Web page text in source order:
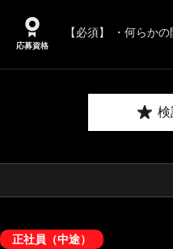
応募資格
【必須】 ・何らか
検
正社員（中途）